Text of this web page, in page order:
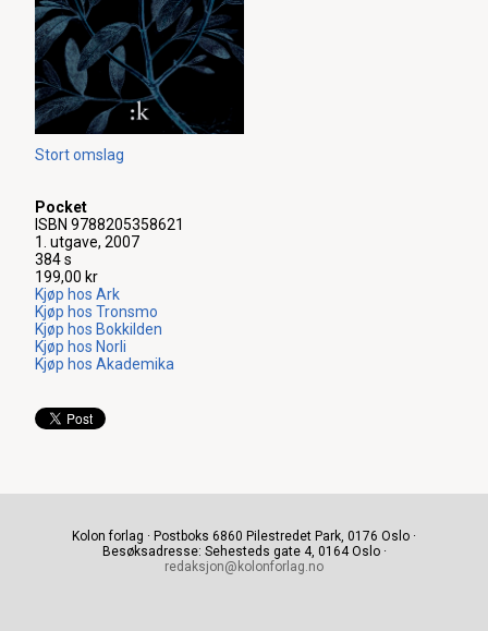
Stort omslag
Pocket
ISBN 9788205358621
1. utgave, 2007
384 s
199,00 kr
Kjøp hos Ark
Kjøp hos Tronsmo
Kjøp hos Bokkilden
Kjøp hos Norli
Kjøp hos Akademika
Kolon forlag · Postboks 6860 Pilestredet Park, 0176 Oslo ·
Besøksadresse: Sehesteds gate 4, 0164 Oslo ·
redaksjon@kolonforlag.no